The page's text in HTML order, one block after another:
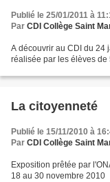
Publié le 25/01/2011 à
Par CDI Collège Saint
A découvrir au CDI du 24
réalisée par les élèves de
La citoyenneté
Publié le 15/11/2010 à
Par CDI Collège Saint
Exposition prêtée par
18 au 30 novembre 2010